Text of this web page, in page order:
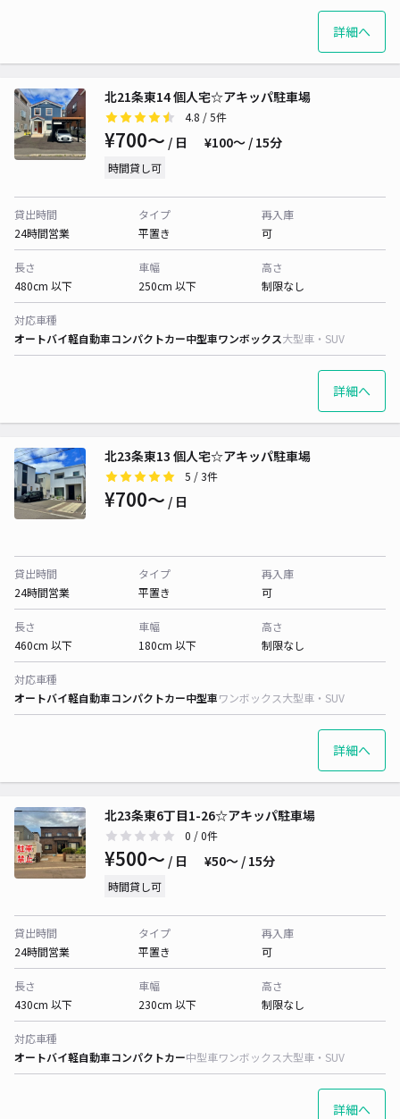
詳細へ
北21条東14 個人宅☆アキッパ駐車場
4.8 / 5件
¥700〜 / 日 ¥100〜 / 15分
時間貸し可
貸出時間
24時間営業
タイプ
平置き
再入庫
可
長さ
480cm 以下
車幅
250cm 以下
高さ
制限なし
対応車種
オートバイ軽自動車コンパクトカー中型車ワンボックス大型車・SUV
詳細へ
北23条東13 個人宅☆アキッパ駐車場
5 / 3件
¥700〜 / 日
貸出時間
24時間営業
タイプ
平置き
再入庫
可
長さ
460cm 以下
車幅
180cm 以下
高さ
制限なし
対応車種
オートバイ軽自動車コンパクトカー中型車ワンボックス大型車・SUV
詳細へ
北23条東6丁目1-26☆アキッパ駐車場
0 / 0件
¥500〜 / 日 ¥50〜 / 15分
時間貸し可
貸出時間
24時間営業
タイプ
平置き
再入庫
可
長さ
430cm 以下
車幅
230cm 以下
高さ
制限なし
対応車種
オートバイ軽自動車コンパクトカー中型車ワンボックス大型車・SUV
詳細へ